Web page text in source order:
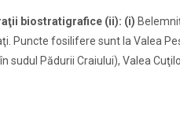
biostratigrafice (ii): (i)
Puncte fosilifere sunt la Valea
sudul Pădurii Craiului), Valea